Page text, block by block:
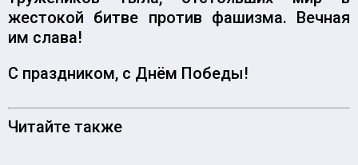
жестокой битве против фашизма. Вечная
им слава!
С праздником, с Днём Победы!
Читайте также